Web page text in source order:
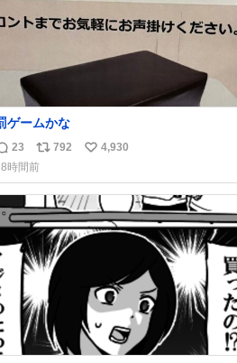
ゲームかな
23
リ
ポ
ス
ト
数
792
い
ね
数
4,930
時間前